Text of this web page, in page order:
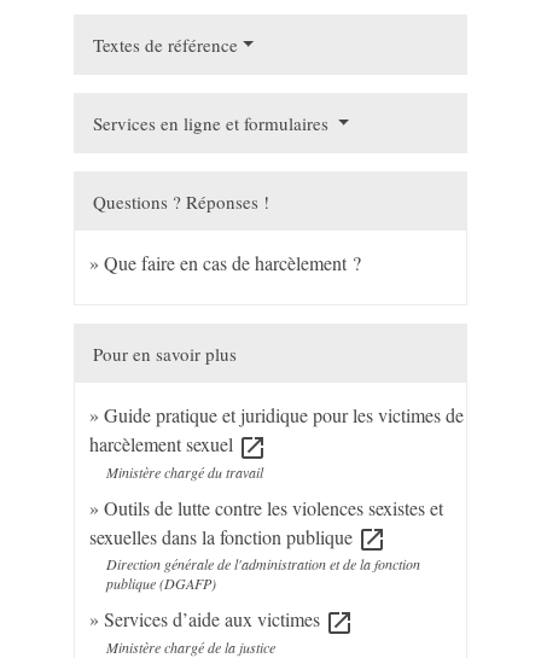
Textes de référence
Services en ligne et formulaires
Questions ? Réponses !
Que faire en cas de harcèlement ?
Pour en savoir plus
Guide pratique et juridique pour les victimes de
harcèlement sexuel open_in_new
Ministère chargé du travail
Outils de lutte contre les violences sexistes et
sexuelles dans la fonction publique open_in_new
Direction générale de l'administration et de la fonction
publique (DGAFP)
Services d’aide aux victimes open_in_new
Ministère chargé de la justice